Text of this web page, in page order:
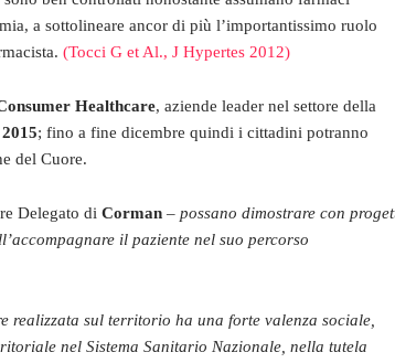
a sottolineare ancor di più l’importantissimo ruolo
(Tocci G et Al., J Hypertes 2012)
Healthcare, aziende leader nel settore della
; fino a fine dicembre quindi i cittadini potranno
del Cuore.
Delegato di Corman – possano dimostrare con
il paziente nel suo percorso
realizzata sul territorio ha una forte valenza sociale,
nel Sistema Sanitario Nazionale, nella tutela